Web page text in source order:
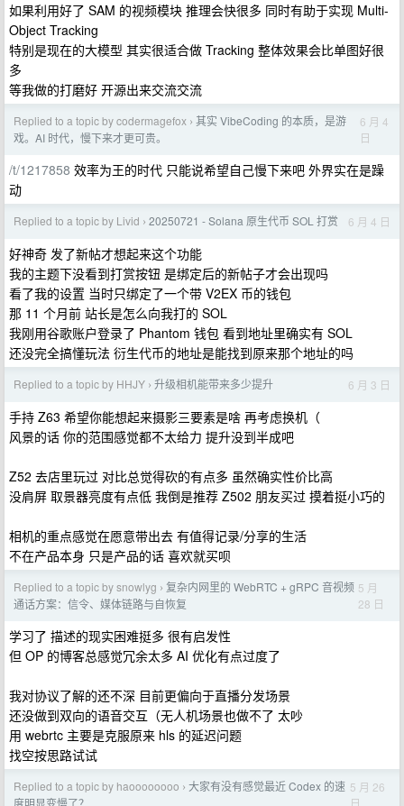
如果利用好了 SAM 的视频模块 推理会快很多 同时有助于实现 Multi-
Object Tracking
特别是现在的大模型 其实很适合做 Tracking 整体效果会比单图好很
多
等我做的打磨好 开源出来交流交流
Replied to a topic by codermagefox › 其实 VibeCoding 的本质，是游
戏。AI 时代，慢下来才更可贵。
6 月 4
日
/t/1217858 效率为王的时代 只能说希望自己慢下来吧 外界实在是躁
动
Replied to a topic by Livid › 20250721 - Solana 原生代币 SOL 打赏 6 月 4 日
好神奇 发了新帖才想起来这个功能
我的主题下没看到打赏按钮 是绑定后的新帖子才会出现吗
看了我的设置 当时只绑定了一个带 V2EX 币的钱包
那 11 个月前 站长是怎么向我打的 SOL
我刚用谷歌账户登录了 Phantom 钱包 看到地址里确实有 SOL
还没完全搞懂玩法 衍生代币的地址是能找到原来那个地址的吗
Replied to a topic by HHJY › 升级相机能带来多少提升 6 月 3 日
手持 Z63 希望你能想起来摄影三要素是啥 再考虑换机（
风景的话 你的范围感觉都不太给力 提升没到半成吧
Z52 去店里玩过 对比总觉得砍的有点多 虽然确实性价比高
没肩屏 取景器亮度有点低 我倒是推荐 Z502 朋友买过 摸着挺小巧的
相机的重点感觉在愿意带出去 有值得记录/分享的生活
不在产品本身 只是产品的话 喜欢就买呗
Replied to a topic by snowlyg › 复杂内网里的 WebRTC + gRPC 音视频
通话方案：信令、媒体链路与自恢复
5 月
28 日
学习了 描述的现实困难挺多 很有启发性
但 OP 的博客总感觉冗余太多 AI 优化有点过度了
我对协议了解的还不深 目前更偏向于直播分发场景
还没做到双向的语音交互（无人机场景也做不了 太吵
用 webrtc 主要是克服原来 hls 的延迟问题
找空按思路试试
Replied to a topic by haoooooooo › 大家有没有感觉最近 Codex 的速
度明显变慢了？
5 月 26
日